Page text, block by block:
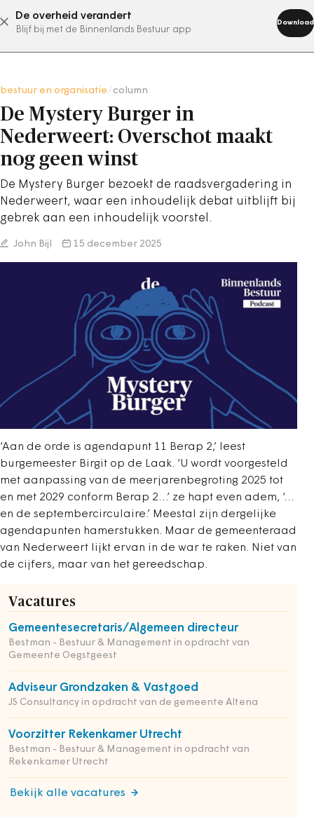
De overheid verandert
Blijf bij met de Binnenlands Bestuur app
Download
abonneer nu
bestuur en organisatie column
De Mystery Burger in
Nederweert: Overschot maakt
nog geen winst
De Mystery Burger bezoekt de raadsvergadering in
Nederweert, waar een inhoudelijk debat uitblijft bij
gebrek aan een inhoudelijk voorstel.
John Bijl 15 december 2025
‘Aan de orde is agendapunt 11 Berap 2,’ leest
burgemeester Birgit op de Laak. ‘U wordt voorgesteld
met aanpassing van de meerjarenbegroting 2025 tot
en met 2029 conform Berap 2…’ ze hapt even adem, ‘…
en de septembercirculaire.’ Meestal zijn dergelijke
agendapunten hamerstukken. Maar de gemeenteraad
van Nederweert lijkt ervan in de war te raken. Niet van
de cijfers, maar van het gereedschap.
Vacatures
Gemeentesecretaris/Algemeen directeur
Bestman - Bestuur & Management in opdracht van
Gemeente Oegstgeest
Adviseur Grondzaken & Vastgoed
JS Consultancy in opdracht van de gemeente Altena
Voorzitter Rekenkamer Utrecht
Bestman - Bestuur & Management in opdracht van
Rekenkamer Utrecht
Bekijk alle vacatures